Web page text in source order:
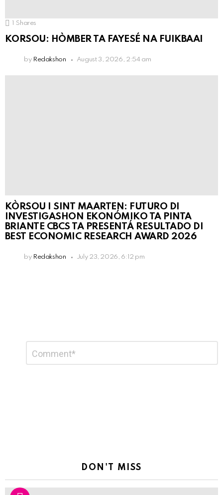
1 Shares
KORSOU: HÒMBER TA FAYESÉ NA FUIKBAAI
by Redakshon August 3, 2026, 2:54 am
KÒRSOU I SINT MAARTEN: FUTURO DI
INVESTIGASHON EKONÓMIKO TA PINTA
BRIANTE CBCS TA PRESENTÁ RESULTADO DI
BEST ECONOMIC RESEARCH AWARD 2026
by Redakshon July 23, 2026, 6:12 pm
Reply
DON'T MISS